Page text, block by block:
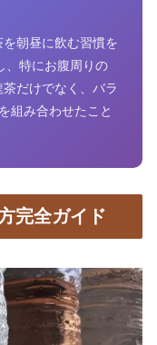
朝昼に飲む習慣を
、特にお腹周りの
だけでなく、バラ
組み合わせたこと
完全ガイド